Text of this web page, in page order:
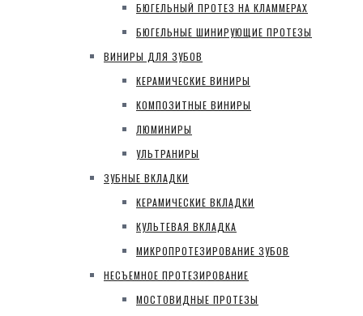
БЮГЕЛЬНЫЙ ПРОТЕЗ НА КЛАММЕРАХ
БЮГЕЛЬНЫЕ ШИНИРУЮЩИЕ ПРОТЕЗЫ
ВИНИРЫ ДЛЯ ЗУБОВ
КЕРАМИЧЕСКИЕ ВИНИРЫ
КОМПОЗИТНЫЕ ВИНИРЫ
ЛЮМИНИРЫ
УЛЬТРАНИРЫ
ЗУБНЫЕ ВКЛАДКИ
КЕРАМИЧЕСКИЕ ВКЛАДКИ
КУЛЬТЕВАЯ ВКЛАДКА
МИКРОПРОТЕЗИРОВАНИЕ ЗУБОВ
НЕСЪЕМНОЕ ПРОТЕЗИРОВАНИЕ
МОСТОВИДНЫЕ ПРОТЕЗЫ